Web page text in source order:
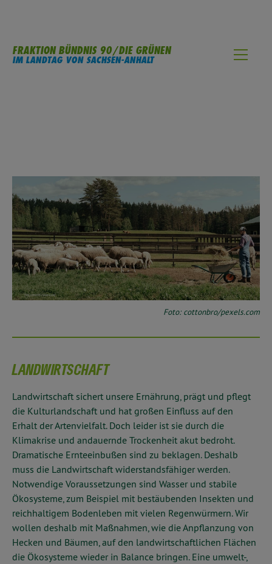
FRAKTION BÜNDNIS 90/DIE GRÜNEN
IM LANDTAG VON SACHSEN-ANHALT
Foto: cottonbro/pexels.com
LANDWIRTSCHAFT
Landwirtschaft sichert unsere Ernährung, prägt und pflegt
die Kulturlandschaft und hat großen Einfluss auf den
Erhalt der Artenvielfalt. Doch leider ist sie durch die
Klimakrise und andauernde Trockenheit akut bedroht.
Dramatische Ernteeinbußen sind zu beklagen. Deshalb
muss die Landwirtschaft widerstandsfähiger werden.
Notwendige Voraussetzungen sind Wasser und stabile
Ökosysteme, zum Beispiel mit bestäubenden Insekten und
reichhaltigem Bodenleben mit vielen Regenwürmern. Wir
wollen deshalb mit Maßnahmen, wie die Anpflanzung von
Hecken und Bäumen, auf den landwirtschaftlichen Flächen
die Ökosysteme wieder in Balance bringen. Eine umwelt-,